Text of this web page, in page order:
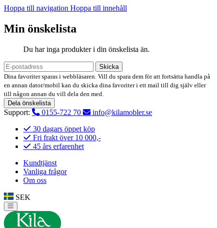
Hoppa till navigation Hoppa till innehåll
Min önskelista
Du har inga produkter i din önskelista än.
Skicka
Dina favoriter sparas i webbläsaren. Vill du spara dem för att fortsätta handla på
en annan dator/mobil kan du skicka dina favoriter i ett mail till dig själv eller
till någon annan du vill dela den med.
Dela önskelista
Support: 0155-722 70
info@kilamobler.se
30 dagars öppet köp
Fri frakt över 10 000,-
45 års erfarenhet
Kundtjänst
Vanliga frågor
Om oss
SEK